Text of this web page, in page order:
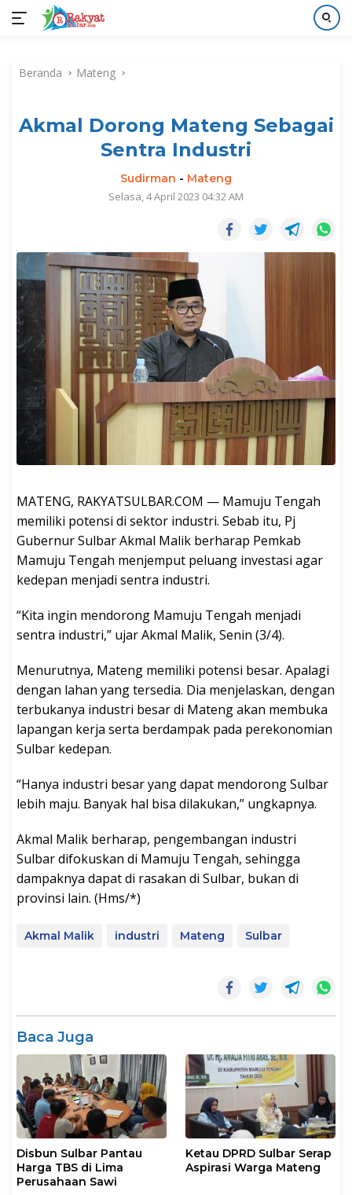
kontenBeranda Mateng
Akmal Dorong Mateng Sebagai
Sentra Industri
Sudirman - Mateng
Selasa, 4 April 2023 04:32 AM
MATENG, RAKYATSULBAR.COM — Mamuju Tengah
memiliki potensi di sektor industri. Sebab itu, Pj
Gubernur Sulbar Akmal Malik berharap Pemkab
Mamuju Tengah menjemput peluang investasi agar
kedepan menjadi sentra industri.
“Kita ingin mendorong Mamuju Tengah menjadi
sentra industri,” ujar Akmal Malik, Senin (3/4).
Menurutnya, Mateng memiliki potensi besar. Apalagi
dengan lahan yang tersedia. Dia menjelaskan, dengan
terbukanya industri besar di Mateng akan membuka
lapangan kerja serta berdampak pada perekonomian
Sulbar kedepan.
“Hanya industri besar yang dapat mendorong Sulbar
lebih maju. Banyak hal bisa dilakukan,” ungkapnya.
Akmal Malik berharap, pengembangan industri
Sulbar difokuskan di Mamuju Tengah, sehingga
dampaknya dapat di rasakan di Sulbar, bukan di
provinsi lain. (Hms/*)
Akmal Malik industri Mateng Sulbar
Baca Juga
Disbun Sulbar Pantau
Harga TBS di Lima
Perusahaan Sawi
Ketau DPRD Sulbar Serap
Aspirasi Warga Mateng